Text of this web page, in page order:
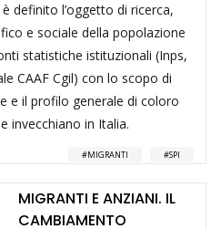
definito l’oggetto di ricerca,
e sociale della popolazione
statistiche istituzionali (Inps,
CAAF Cgil) con lo scopo di
e il profilo generale di coloro
invecchiano in Italia.
MIGRANTI SPI
MIGRANTI E ANZIANI. IL
CAMBIAMENTO